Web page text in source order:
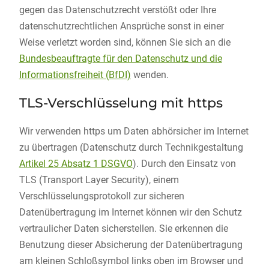
gegen das Datenschutzrecht verstößt oder Ihre
datenschutzrechtlichen Ansprüche sonst in einer
Weise verletzt worden sind, können Sie sich an die
Bundesbeauftragte für den Datenschutz und die
Informationsfreiheit (BfDI) wenden.
TLS-Verschlüsselung mit https
Wir verwenden https um Daten abhörsicher im Internet
zu übertragen (Datenschutz durch Technikgestaltung
Artikel 25 Absatz 1 DSGVO). Durch den Einsatz von
TLS (Transport Layer Security), einem
Verschlüsselungsprotokoll zur sicheren
Datenübertragung im Internet können wir den Schutz
vertraulicher Daten sicherstellen. Sie erkennen die
Benutzung dieser Absicherung der Datenübertragung
am kleinen Schloßsymbol links oben im Browser und